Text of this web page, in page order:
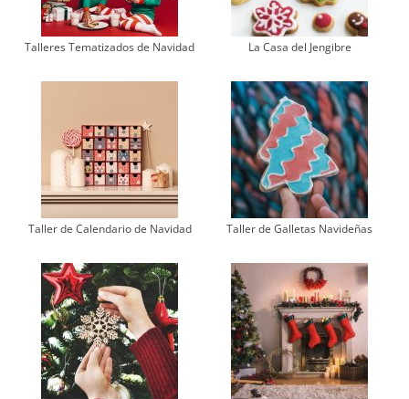
Talleres Tematizados de Navidad La Casa del Jengibre
Taller de Calendario de Navidad Taller de Galletas Navideñas